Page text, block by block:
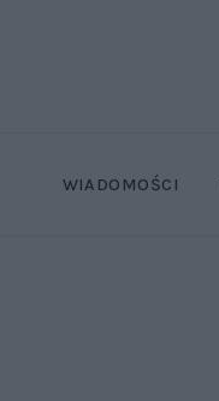
WIADOMOŚCI